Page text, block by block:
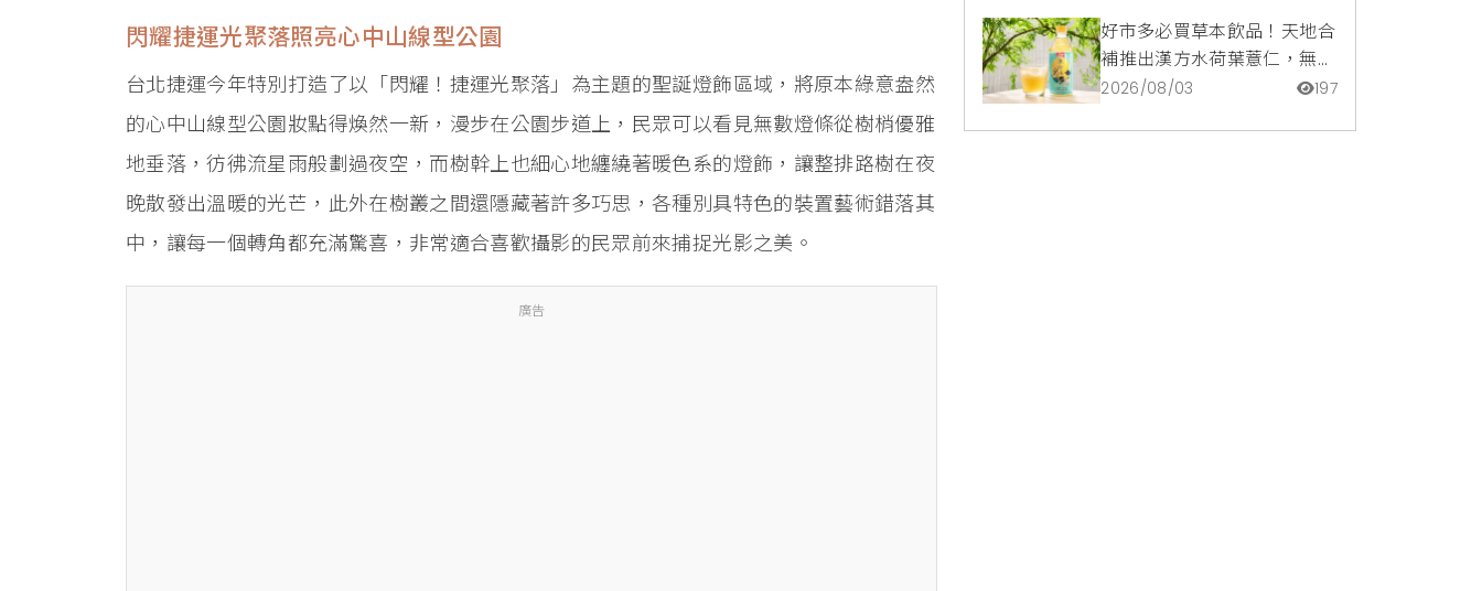
閃耀捷運光聚落照亮心中山線型公園
台北捷運今年特別打造了以「閃耀！捷運光聚落」為主題的聖誕燈飾區域，將原本綠意盎然
的心中山線型公園妝點得煥然一新，漫步在公園步道上，民眾可以看見無數燈條從樹梢優雅
地垂落，彷彿流星雨般劃過夜空，而樹幹上也細心地纏繞著暖色系的燈飾，讓整排路樹在夜
晚散發出溫暖的光芒，此外在樹叢之間還隱藏著許多巧思，各種別具特色的裝置藝術錯落其
中，讓每一個轉角都充滿驚喜，非常適合喜歡攝影的民眾前來捕捉光影之美。
廣告
好市多必買草本飲品！天地合
補推出漢方水荷葉薏仁，無咖
啡因低卡路里輕鬆喝無負擔
2026/08/03 197